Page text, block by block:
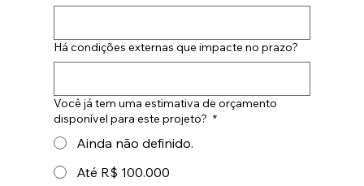
Há condições externas que impacte no prazo?
Você já tem uma estimativa de orçamento
disponível para este projeto? *
Ainda não definido.
Até R$ 100.000